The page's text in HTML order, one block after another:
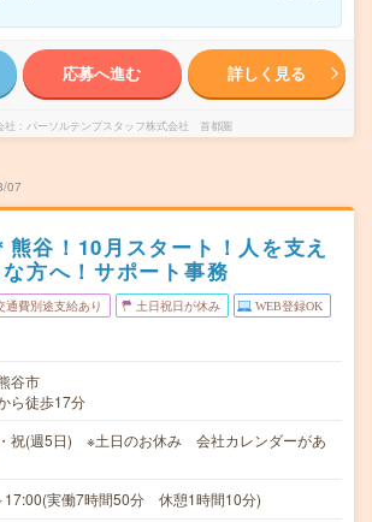
応募へ進む 詳しく見る
社 パーソルテンプスタッフ株式会社 首都圏
07
熊谷！10月スタート！人を支え
方へ！サポート事務
通費別途支給あり 土日祝日が休み WEB登録OK
谷市
ら徒歩17分
祝(週5日) ※土日のお休み 会社カレンダーがあ
17:00(実働7時間50分 休憩1時間10分)